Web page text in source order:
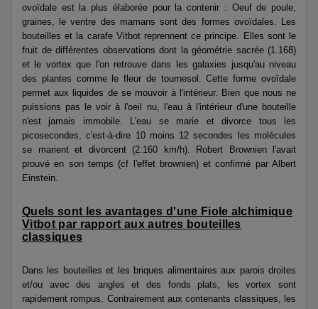
ovoïdale est la plus élaborée pour la contenir : Oeuf de poule,
graines, le ventre des mamans sont des formes ovoïdales. Les
bouteilles et la carafe Vitbot reprennent ce principe. Elles sont le
fruit de différentes observations dont la géométrie sacrée (1.168)
et le vortex que l'on retrouve dans les galaxies jusqu'au niveau
des plantes comme le fleur de tournesol. Cette forme ovoïdale
permet aux liquides de se mouvoir à l'intérieur. Bien que nous ne
puissions pas le voir à l'oeil nu, l'eau à l'intérieur d'une bouteille
n'est jamais immobile. L'eau se marie et divorce tous les
picosecondes, c'est-à-dire 10 moins 12 secondes les molécules
se marient et divorcent (2.160 km/h). Robert Brownien l'avait
prouvé en son temps (cf l'effet brownien) et confirmé par Albert
Einstein.
Quels sont les avantages d'une Fiole alchimique
Vitbot par rapport aux autres bouteilles
classiques
Dans les bouteilles et les briques alimentaires aux parois droites
et/ou avec des angles et des fonds plats, les vortex sont
rapidement rompus. Contrairement aux contenants classiques, les